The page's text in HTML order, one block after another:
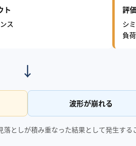
ト
ス
評
シ
負
↓
波形が崩れる
としが積み重なった結果として発生する